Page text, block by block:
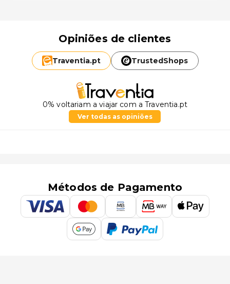
Opiniões de clientes
Traventia.pt TrustedShops
0% voltariam a viajar com a Traventia.pt
Ver todas as opiniões
Métodos de Pagamento